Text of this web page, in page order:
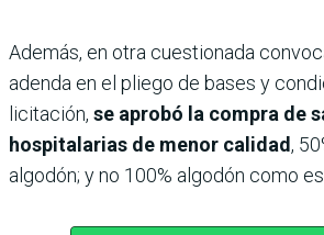
Además, en otra cuestionada
adenda en el pliego de bases y
licitación, se aprobó la compra de
hospitalarias de menor calidad,
algodón; y no 100% algodón como